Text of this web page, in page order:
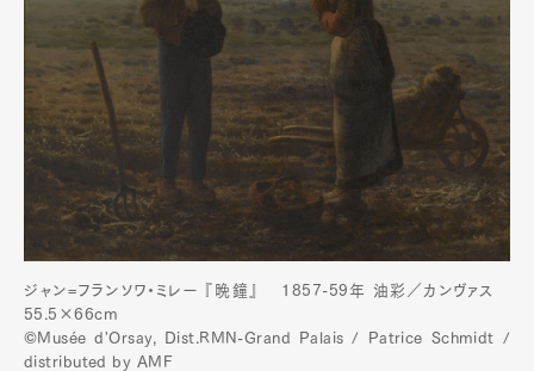
ジャン=フランソワ・ミレー 『晩鐘』 1857-59年 油彩／カンヴァス
55.5×66cm
©Musée d'Orsay, Dist.RMN-Grand Palais / Patrice Schmidt /
distributed by AMF